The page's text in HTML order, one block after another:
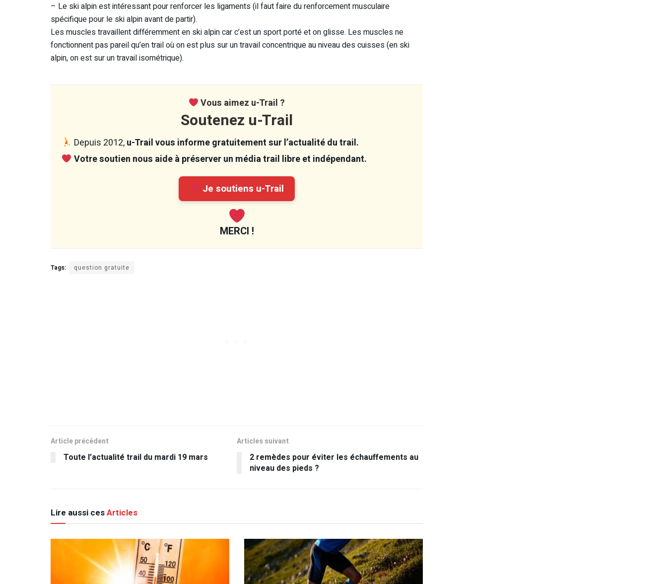
– Le ski alpin est intéressant pour renforcer les ligaments (il faut faire du renforcement musculaire
spécifique pour le ski alpin avant de partir).
Les muscles travaillent différemment en ski alpin car c’est un sport porté et on glisse. Les muscles ne
fonctionnent pas pareil qu’en trail où on est plus sur un travail concentrique au niveau des cuisses (en ski
alpin, on est sur un travail isométrique).
Vous aimez u-Trail ?
Soutenez u-Trail
Depuis 2012,u-Trail vous informe gratuitement sur l’actualité du trail.
Votre soutien nous aide à préserver un média trail libre et indépendant.
Je soutiens u-Trail
MERCI !
Tags: question gratuite
Article précédent
Toute l’actualité trail du mardi 19 mars
Articles suivant
2 remèdes pour éviter les échauffements au
niveau des pieds ?
Lire aussi cesArticles